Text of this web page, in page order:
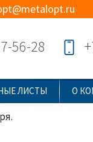
56-28
ЛИСТЫ О